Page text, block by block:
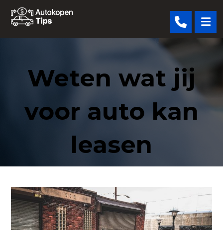
Weten wat jij
voor auto kan
leasen